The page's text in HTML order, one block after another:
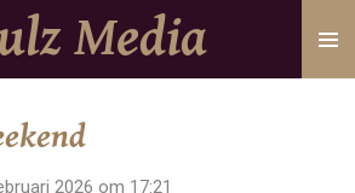
Media
2026 om 17:21